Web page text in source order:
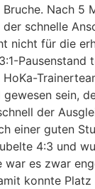
Nach 5
schnelle
nicht für die
Pausenstand
sein,
der
einer guten
4:3 und
war es zwar
konnte